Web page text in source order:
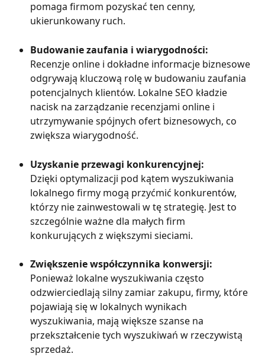
pomaga firmom pozyskać ten cenny,
ukierunkowany ruch.
Budowanie zaufania i wiarygodności:
Recenzje online i dokładne informacje biznesowe
odgrywają kluczową rolę w budowaniu zaufania
potencjalnych klientów. Lokalne SEO kładzie
nacisk na zarządzanie recenzjami online i
utrzymywanie spójnych ofert biznesowych, co
zwiększa wiarygodność.
Uzyskanie przewagi konkurencyjnej:
Dzięki optymalizacji pod kątem wyszukiwania
lokalnego firmy mogą przyćmić konkurentów,
którzy nie zainwestowali w tę strategię. Jest to
szczególnie ważne dla małych firm
konkurujących z większymi sieciami.
Zwiększenie współczynnika konwersji:
Ponieważ lokalne wyszukiwania często
odzwierciedlają silny zamiar zakupu, firmy, które
pojawiają się w lokalnych wynikach
wyszukiwania, mają większe szanse na
przekształcenie tych wyszukiwań w rzeczywistą
sprzedaż.